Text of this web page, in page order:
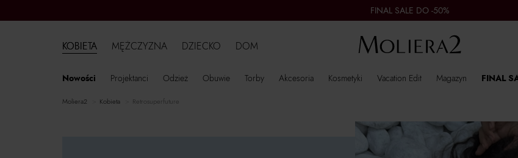
FINAL SALE DO -50%
KOBIETA
Nowości Projektanci Odzież Obuwie Torby Akcesoria Kosmetyki Vacation Edit Magazyn FINAL
MĘŻCZYZNA DZIECKO DOM
moliera2 kobieta Retrosuperfuture